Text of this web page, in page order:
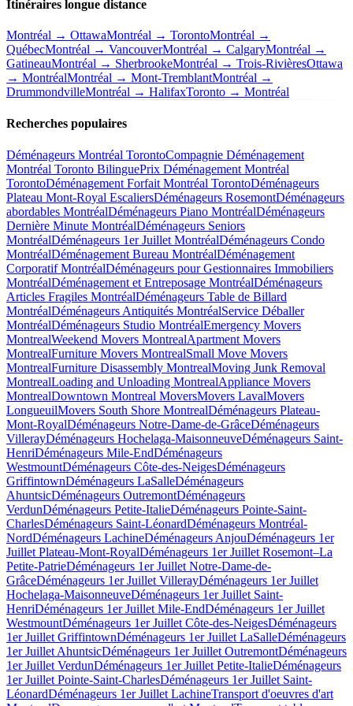
Itinéraires longue distance
Montréal → OttawaMontréal → TorontoMontréal →
QuébecMontréal → VancouverMontréal → CalgaryMontréal →
GatineauMontréal → SherbrookeMontréal → Trois-RivièresOttawa
→ MontréalMontréal → Mont-TremblantMontréal →
DrummondvilleMontréal → HalifaxToronto → Montréal
Recherches populaires
Déménageurs Montréal TorontoCompagnie Déménagement
Montréal Toronto BilinguePrix Déménagement Montréal
TorontoDéménagement Forfait Montréal TorontoDéménageurs
Plateau Mont-Royal EscaliersDéménageurs RosemontDéménageurs
abordables MontréalDéménageurs Piano MontréalDéménageurs
Dernière Minute MontréalDéménageurs Seniors
MontréalDéménageurs 1er Juillet MontréalDéménageurs Condo
MontréalDéménagement Bureau MontréalDéménagement
Corporatif MontréalDéménageurs pour Gestionnaires Immobiliers
MontréalDéménagement et Entreposage MontréalDéménageurs
Articles Fragiles MontréalDéménageurs Table de Billard
MontréalDéménageurs Antiquités MontréalService Déballer
MontréalDéménageurs Studio MontréalEmergency Movers
MontrealWeekend Movers MontrealApartment Movers
MontrealFurniture Movers MontrealSmall Move Movers
MontrealFurniture Disassembly MontrealMoving Junk Removal
MontrealLoading and Unloading MontrealAppliance Movers
MontrealDowntown Montreal MoversMovers LavalMovers
LongueuilMovers South Shore MontrealDéménageurs Plateau-
Mont-RoyalDéménageurs Notre-Dame-de-GrâceDéménageurs
VillerayDéménageurs Hochelaga-MaisonneuveDéménageurs Saint-
HenriDéménageurs Mile-EndDéménageurs
WestmountDéménageurs Côte-des-NeigesDéménageurs
GriffintownDéménageurs LaSalleDéménageurs
AhuntsicDéménageurs OutremontDéménageurs
VerdunDéménageurs Petite-ItalieDéménageurs Pointe-Saint-
CharlesDéménageurs Saint-LéonardDéménageurs Montréal-
NordDéménageurs LachineDéménageurs AnjouDéménageurs 1er
Juillet Plateau-Mont-RoyalDéménageurs 1er Juillet Rosemont–La
Petite-PatrieDéménageurs 1er Juillet Notre-Dame-de-
GrâceDéménageurs 1er Juillet VillerayDéménageurs 1er Juillet
Hochelaga-MaisonneuveDéménageurs 1er Juillet Saint-
HenriDéménageurs 1er Juillet Mile-EndDéménageurs 1er Juillet
WestmountDéménageurs 1er Juillet Côte-des-NeigesDéménageurs
1er Juillet GriffintownDéménageurs 1er Juillet LaSalleDéménageurs
1er Juillet AhuntsicDéménageurs 1er Juillet OutremontDéménageurs
1er Juillet VerdunDéménageurs 1er Juillet Petite-ItalieDéménageurs
1er Juillet Pointe-Saint-CharlesDéménageurs 1er Juillet Saint-
LéonardDéménageurs 1er Juillet LachineTransport d'oeuvres d'art